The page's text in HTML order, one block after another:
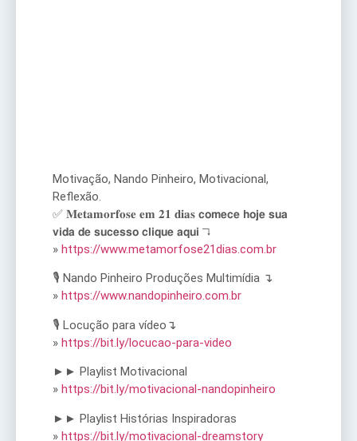
Motivação, Nando Pinheiro, Motivacional,
Reflexão.
✅ 𝐌𝐞𝐭𝐚𝐦𝐨𝐫𝐟𝐨𝐬𝐞 𝐞𝐦 𝟐𝟏 𝐝𝐢𝐚𝐬 𝗰𝗼𝗺𝗲𝗰𝗲 𝗵𝗼𝗷𝗲 𝘀𝘂𝗮
𝘃𝗶𝗱𝗮 𝗱𝗲 𝘀𝘂𝗰𝗲𝘀𝘀𝗼 𝗰𝗹𝗶𝗾𝘂𝗲 𝗮𝗾𝘂𝗶 ↴
» https://www.metamorfose21dias.com.br
🎙️ Nando Pinheiro Produções Multimídia ↴
» https://www.nandopinheiro.com.br
🎙️ Locução para vídeo↴
» https://bit.ly/locucao-para-video
►► Playlist Motivacional
» https://bit.ly/motivacional-nandopinheiro
►► Playlist Histórias Inspiradoras
» https://bit.ly/motivacional-dreamstory